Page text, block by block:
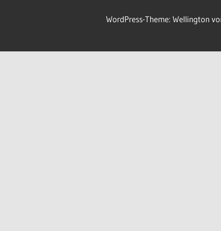
WordPress-Theme: Wellington